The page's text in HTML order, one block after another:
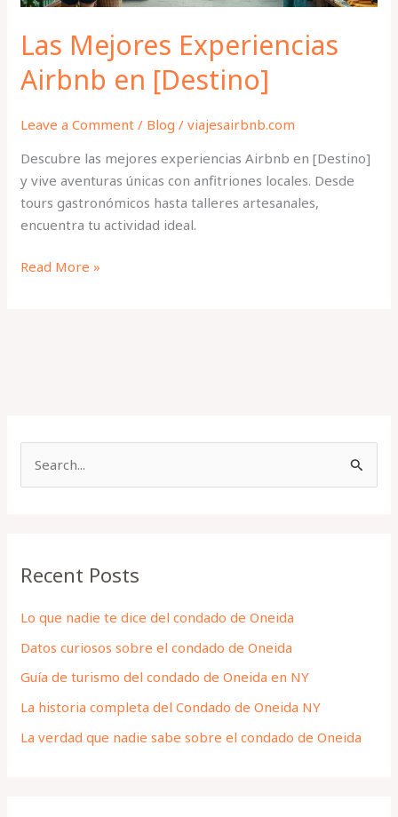
Las Mejores Experiencias
Airbnb en [Destino]
Leave a Comment / Blog /viajesairbnb.com
Descubre las mejores experiencias Airbnb en [Destino]
y vive aventuras únicas con anfitriones locales. Desde
tours gastronómicos hasta talleres artesanales,
encuentra tu actividad ideal.
Read More »
c
f
o
r
:
Recent Posts
Lo que nadie te dice del condado de Oneida
Datos curiosos sobre el condado de Oneida
Guía de turismo del condado de Oneida en NY
La historia completa del Condado de Oneida NY
La verdad que nadie sabe sobre el condado de Oneida